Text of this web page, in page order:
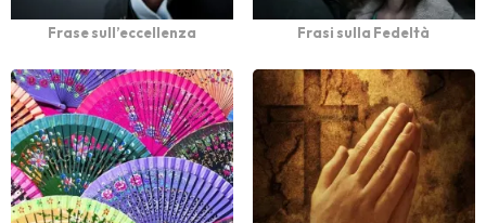
Frase sull’eccellenza Frasi sulla Fedeltà